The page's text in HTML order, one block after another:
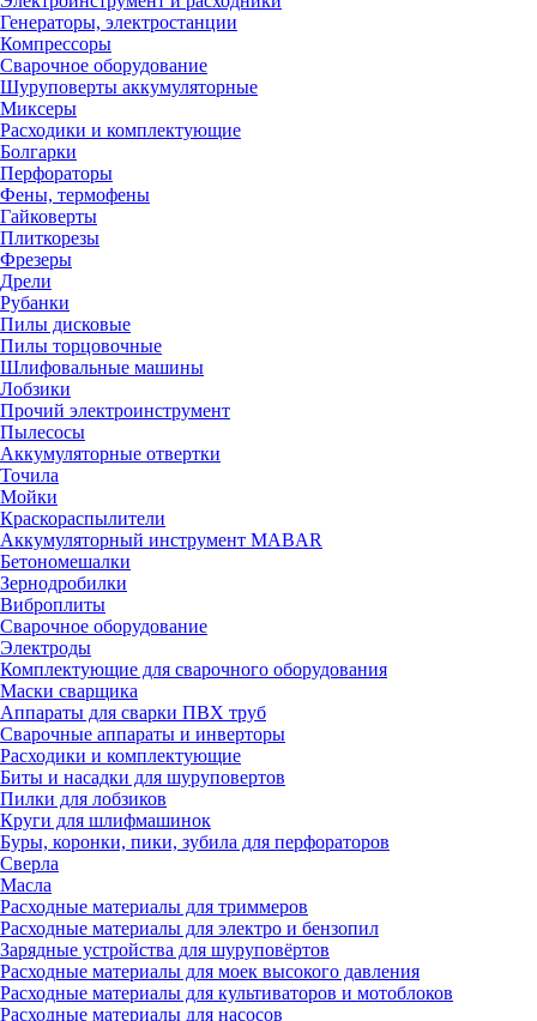
Генераторы, электростанции
Компрессоры
Сварочное оборудование
Шуруповерты аккумуляторные
Миксеры
Расходики и комплектующие
Болгарки
Перфораторы
Фены, термофены
Гайковерты
Плиткорезы
Фрезеры
Дрели
Рубанки
Пилы дисковые
Пилы торцовочные
Шлифовальные машины
Лобзики
Прочий электроинструмент
Пылесосы
Аккумуляторные отвертки
Точила
Мойки
Краскораспылители
Аккумуляторный инструмент MABAR
Бетономешалки
Зернодробилки
Виброплиты
Сварочное оборудование
Электроды
Комплектующие для сварочного оборудования
Маски сварщика
Аппараты для сварки ПВХ труб
Сварочные аппараты и инверторы
Расходики и комплектующие
Биты и насадки для шуруповертов
Пилки для лобзиков
Круги для шлифмашинок
Буры, коронки, пики, зубила для перфораторов
Сверла
Масла
Расходные материалы для триммеров
Расходные материалы для электро и бензопил
Зарядные устройства для шуруповёртов
Расходные материалы для моек высокого давления
Расходные материалы для культиваторов и мотоблоков
Расходные материалы для насосов